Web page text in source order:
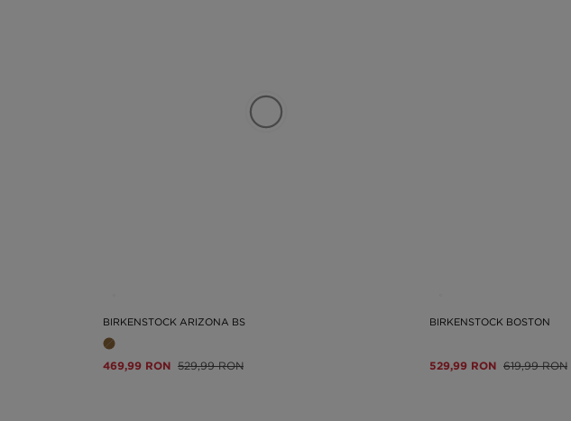
BIRKENSTOCK ARIZONA BS
469,99 RON 529,99 RON
BIRKENSTOCK BOSTON
529,99 RON 619,99 RON